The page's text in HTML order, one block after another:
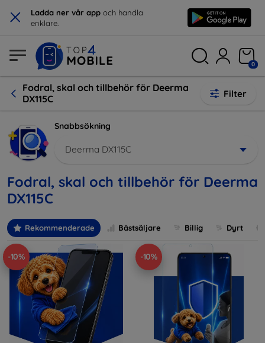
× Ladda ner vår app och handla
enklare.
0
Fodral, skal och tillbehör för Deerma
DX115C
Filter
Snabbsökning
Deerma DX115C
Fodral, skal och tillbehör för Deerma
DX115C
Rekommenderade Bästsäljare Billig Dyrt
-10% -10%